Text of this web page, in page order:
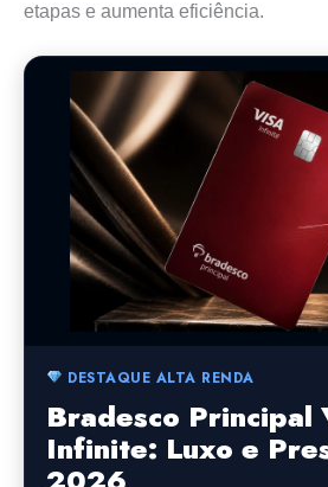
etapas e aumenta eficiência.
DESTAQUE ALTA RENDA
Bradesco Principal
Infinite: Luxo e